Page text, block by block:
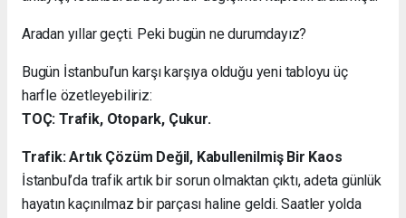
Aradan yıllar geçti. Peki bugün ne durumdayız?
Bugün İstanbul’un karşı karşıya olduğu yeni tabloyu üç
harfle özetleyebiliriz:
TOÇ: Trafik, Otopark, Çukur.
Trafik: Artık Çözüm Değil, Kabullenilmiş Bir Kaos
İstanbul’da trafik artık bir sorun olmaktan çıktı, adeta günlük
hayatın kaçınılmaz bir parçası haline geldi. Saatler yolda